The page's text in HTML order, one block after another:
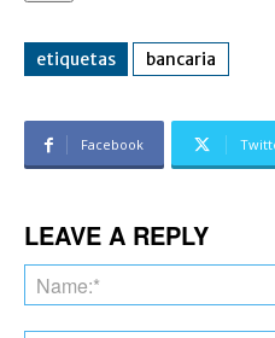
etiquetas bancaria
Facebook
LEAVE A REPLY